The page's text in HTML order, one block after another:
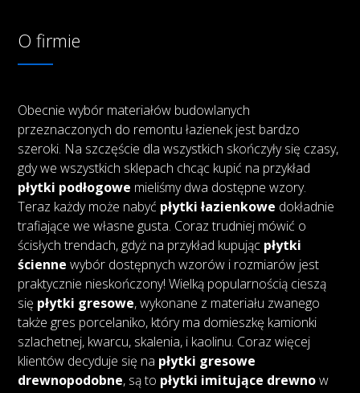
O firmie
Obecnie wybór materiałów budowlanych
przeznaczonych do remontu łazienek jest bardzo
szeroki. Na szczęście dla wszystkich skończyły się czasy,
gdy we wszystkich sklepach chcąc kupić na przykład
płytki podłogowe mieliśmy dwa dostępne wzory.
Teraz każdy może nabyć płytki łazienkowe dokładnie
trafiające we własne gusta. Coraz trudniej mówić o
ścisłych trendach, gdyż na przykład kupując płytki
ścienne wybór dostępnych wzorów i rozmiarów jest
praktycznie nieskończony! Wielką popularnością cieszą
się płytki gresowe, wykonane z materiału zwanego
także gres porcelaniko, który ma domieszkę kamionki
szlachetnej, kwarcu, skalenia, i kaolinu. Coraz więcej
klientów decyduje się na płytki gresowe
drewnopodobne, są to płytki imitujące drewnow